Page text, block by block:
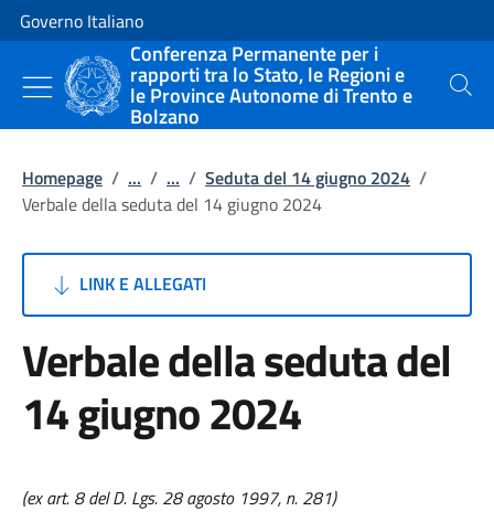
Vai al contenuto
Vai alla navigazione del sito
Governo Italiano
Conferenza Permanente per i
rapporti tra lo Stato, le Regioni e
le Province Autonome di Trento e
Bolzano
Cerca
Homepage / ... / ... / Seduta del 14 giugno 2024 /
Verbale della seduta del 14 giugno 2024
LINK E ALLEGATI
Verbale della seduta del
14 giugno 2024
(ex art. 8 del D. Lgs. 28 agosto 1997, n. 281)